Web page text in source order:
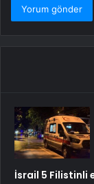
İsrail 5 Filistinli